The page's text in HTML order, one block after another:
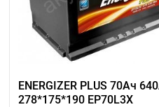
ENERGIZER PLUS 70Ач 640A
278*175*190 EP70L3X
Написати в Telegram